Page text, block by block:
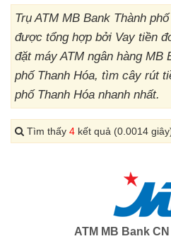
Trụ ATM MB Bank Thành
được tổng hợp bởi Vay tiền
đặt máy ATM ngân hàng MB
phố Thanh Hóa, tìm cây rút
phố Thanh Hóa nhanh nhất.
Tìm thấy 4 kết quả (0.0014
ATM MB Bank